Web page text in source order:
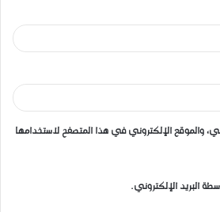
والموقع الإلكتروني في هذا المتصفح لاستخدامها
البريد الإلكتروني.